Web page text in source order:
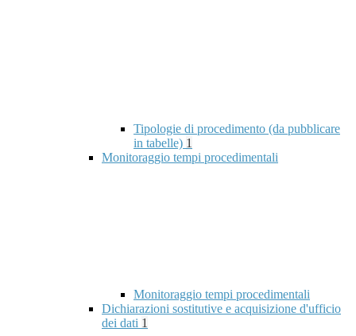
Tipologie di procedimento (da pubblicare
in tabelle) 1
Monitoraggio tempi procedimentali
Monitoraggio tempi procedimentali
Dichiarazioni sostitutive e acquisizione d'ufficio
dei dati 1